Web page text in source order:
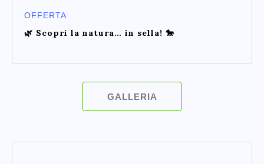
OFFERTA
🌿 Scopri la natura… in sella! 🐎
GALLERIA